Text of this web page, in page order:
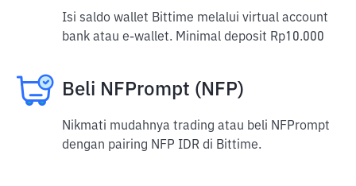
Isi saldo wallet Bittime melalui virtual account
bank atau e-wallet. Minimal deposit Rp10.000
Beli NFPrompt (NFP)
Nikmati mudahnya trading atau beli NFPrompt
dengan pairing NFP IDR di Bittime.